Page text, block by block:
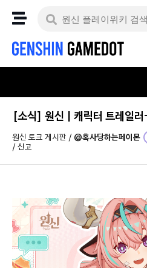
[소식] 원신 | 캐릭터 트레일러
원신 토크 게시판 / @혹사당하는페이몬
/ 신고